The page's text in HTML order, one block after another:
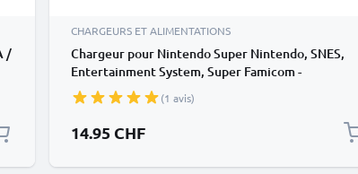
/
CHARGEURS ET ALIMENTATIONS
Chargeur pour Nintendo Super Nintendo, SNES,
Entertainment System, Super Famicom -
Alimentation 1A, Cordon / Câble de Charge 1,45m
(1 avis)
14.95 CHF